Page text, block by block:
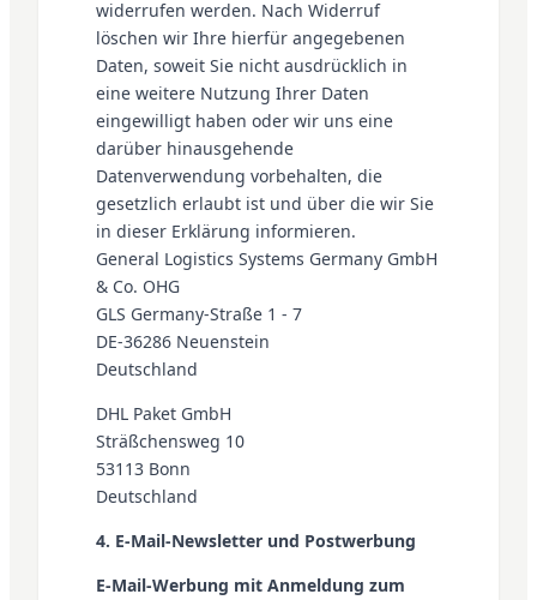
widerrufen werden. Nach Widerruf
löschen wir Ihre hierfür angegebenen
Daten, soweit Sie nicht ausdrücklich in
eine weitere Nutzung Ihrer Daten
eingewilligt haben oder wir uns eine
darüber hinausgehende
Datenverwendung vorbehalten, die
gesetzlich erlaubt ist und über die wir Sie
in dieser Erklärung informieren.
General Logistics Systems Germany GmbH
& Co. OHG
GLS Germany-Straße 1 - 7
DE-36286 Neuenstein
Deutschland
DHL Paket GmbH
Sträßchensweg 10
53113 Bonn
Deutschland
4. E-Mail-Newsletter und Postwerbung
E-Mail-Werbung mit Anmeldung zum